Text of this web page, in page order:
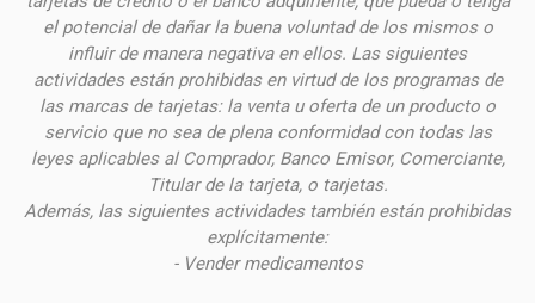
el potencial de dañar la buena voluntad de los mismos o
influir de manera negativa en ellos. Las siguientes
actividades están prohibidas en virtud de los programas de
las marcas de tarjetas: la venta u oferta de un producto o
servicio que no sea de plena conformidad con todas las
leyes aplicables al Comprador, Banco Emisor, Comerciante,
Titular de la tarjeta, o tarjetas.
Además, las siguientes actividades también están prohibidas
explícitamente:
- Vender medicamentos